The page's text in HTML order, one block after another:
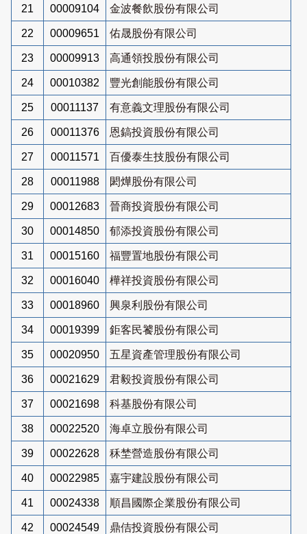
21 00009104 金波餐飲股份有限公司
22 00009651 佑晟股份有限公司
23 00009913 高通領投股份有限公司
24 00010382 豐光創能股份有限公司
25 00011137 有意義文理股份有限公司
26 00011376 恩鎬投資股份有限公司
27 00011571 百優泰生技股份有限公司
28 00011988 閎燁股份有限公司
29 00012683 晉商投資股份有限公司
30 00014850 郁添投資股份有限公司
31 00015160 福豐置地股份有限公司
32 00016040 樺祥投資股份有限公司
33 00018960 興泉利股份有限公司
34 00019399 鉅客民饕股份有限公司
35 00020950 五星資產管理股份有限公司
36 00021629 君毅投資股份有限公司
37 00021698 科基股份有限公司
38 00022520 海卓立股份有限公司
39 00022628 秝埜營造股份有限公司
40 00022985 嘉宇建設股份有限公司
41 00024338 順昌國際企業股份有限公司
42 00024549 鼎佶投資股份有限公司